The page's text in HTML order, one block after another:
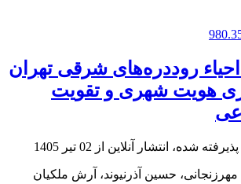
روددره‌های شرقی تهران
هویت شهری و تقویت
شده، انتشار آنلاین از 02 تیر 1405
حسین آذرنیوند، آرش ملکیان